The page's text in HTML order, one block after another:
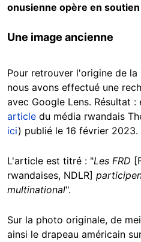
onusienne opère en
Une image ancienne
Pour retrouver l'origine de
nous avons effectué une
avec Google Lens. Résultat
article du média rwandais
ici) publié le 16 février 2023.
L'article est titré : "Les FRD
rwandaises, NDLR]
multinational".
Sur la photo originale, de
ainsi le drapeau américain